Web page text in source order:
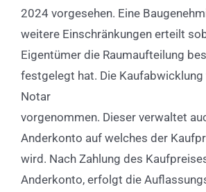
2024 vorgesehen. Eine
weitere Einschränkungen erteilt
Eigentümer die Raumaufteilung
festgelegt hat. Die Kaufabwicklung
Notar
vorgenommen. Dieser verwaltet
Anderkonto auf welches der
wird. Nach Zahlung des
Anderkonto, erfolgt die